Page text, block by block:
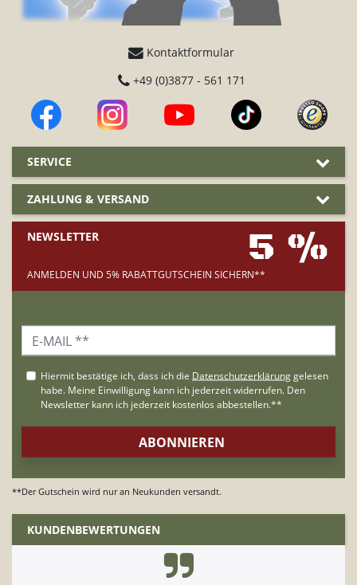
Kontaktformular
+49 (0)3877 - 561 171
SERVICE
ZAHLUNG & VERSAND
NEWSLETTER 5 %
ANMELDEN UND 5% RABATTGUTSCHEIN SICHERN**
**Der Gutschein wird nur an Neukunden versandt.
KUNDENBEWERTUNGEN